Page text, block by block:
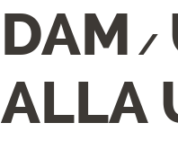
DAM /
ALLA